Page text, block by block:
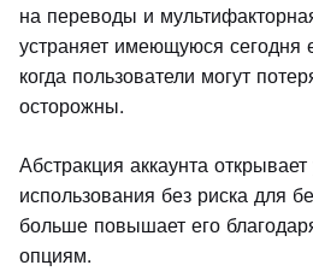
на переводы и
устраняет имеющуюся сегодня
когда пользователи могут
осторожны.
Абстракция аккаунта открывает
использования без риска для
больше повышает его
опциям.